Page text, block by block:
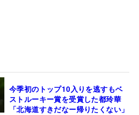
今季初のトップ10入りを逃すもベ
ストルーキー賞を受賞した都玲華
「北海道すきだなー帰りたくない」